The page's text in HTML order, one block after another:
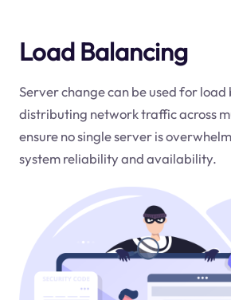
Load Balancing
Server change can be used for
distributing network traffic across
ensure no single server is
system reliability and availability.